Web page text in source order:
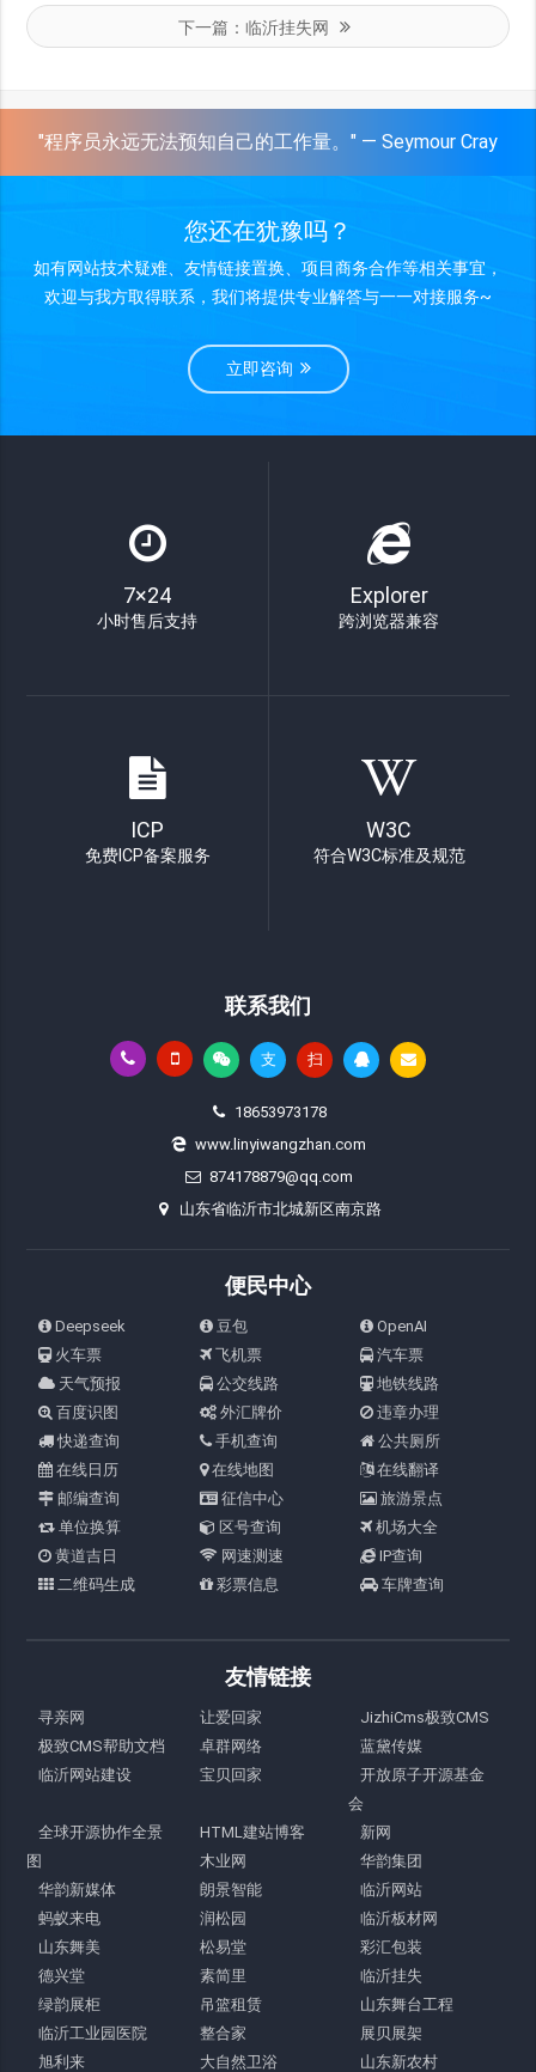
下一篇：临沂挂失网
"程序员永远无法预知自己的工作量。" — Seymour Cray
您还在犹豫吗？
如有网站技术疑难、友情链接置换、项目商务合作等相关事宜，
欢迎与我方取得联系，我们将提供专业解答与一一对接服务~
立即咨询
7×24
小时售后支持
Explorer
跨浏览器兼容
ICP
免费ICP备案服务
W3C
符合W3C标准及规范
联系我们
支 扫
18653973178
www.linyiwangzhan.com
874178879@qq.com
山东省临沂市北城新区南京路
便民中心
Deepseek 豆包
OpenAI
火车票
飞机票
汽车票
天气预报
公交线路
地铁线路
百度识图
外汇牌价
违章办理
快递查询
手机查询
公共厕所
在线日历
在线地图
在线翻译
邮编查询
征信中心
旅游景点
单位换算
区号查询
机场大全
黄道吉日
网速测速
IP查询
二维码生成
彩票信息 车牌查询
友情链接
寻亲网 让爱回家
JizhiCms极致CMS
极致CMS帮助文档
卓群网络
蓝黛传媒
临沂网站建设
宝贝回家
开放原子开源基金
会
全球开源协作全景
图
HTML建站博客
新网
木业网
华韵集团
华韵新媒体
朗景智能
临沂网站
蚂蚁来电
润松园
临沂板材网
山东舞美
松易堂
彩汇包装
德兴堂
素简里
临沂挂失
绿韵展柜
吊篮租赁
山东舞台工程
临沂工业园医院
整合家
展贝展架
旭利来
大自然卫浴
山东新农村